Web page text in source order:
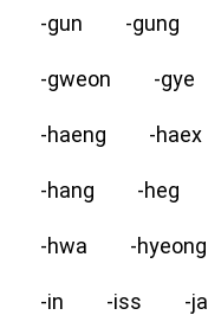
-gun -gung
-gweon -gye
-haeng -haex
-hang -heg
-hwa -hyeong
-in -iss -ja